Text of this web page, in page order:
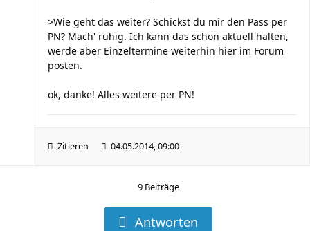
>Wie geht das weiter? Schickst du mir den Pass per
PN? Mach' ruhig. Ich kann das schon aktuell halten,
werde aber Einzeltermine weiterhin hier im Forum
posten.
ok, danke! Alles weitere per PN!
Zitieren 04.05.2014, 09:00
9 Beiträge
Antworten